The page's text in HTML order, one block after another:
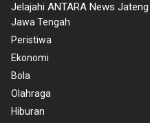
Jelajahi ANTARA News Jateng
Jawa Tengah
Peristiwa
Ekonomi
Bola
Olahraga
Hiburan